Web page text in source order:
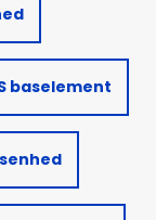
baselement